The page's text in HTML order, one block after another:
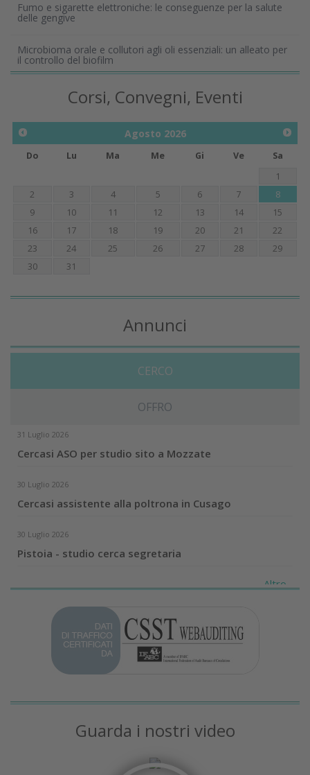
Fumo e sigarette elettroniche: le conseguenze per la salute
delle gengive
Microbioma orale e collutori agli oli essenziali: un alleato per
il controllo del biofilm
Corsi, Convegni, Eventi
Agosto 2026
Do Lu Ma Me Gi Ve
Sa
1
2
3 4 5 6 7
8
9
10 11 12 13 14
15
16
17 18 19 20 21
22
23
24 25 26 27 28
29
30
31
Annunci
CERCO
OFFRO
31 Luglio 2026
Cercasi ASO per studio sito a Mozzate
30 Luglio 2026
Cercasi assistente alla poltrona in Cusago
30 Luglio 2026
Pistoia - studio cerca segretaria
Altro...
Guarda i nostri video